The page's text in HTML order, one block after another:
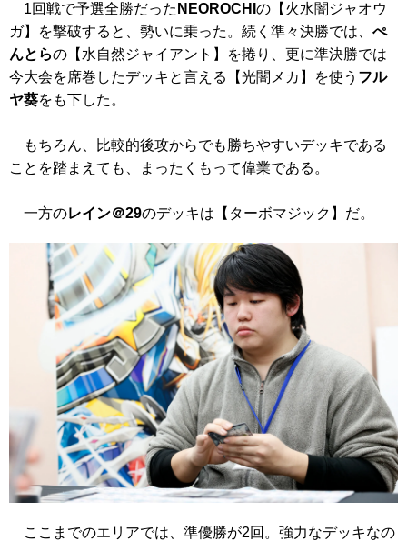
1回戦で予選全勝だった NEOROCHI の【火水闇ジャオウ
ガ】を撃破すると、勢いに乗った。続く準々決勝では、 ぺ
んとらの【水自然ジャイアント】を捲り、更に準決勝では
今大会を席巻したデッキと言える【光闇メカ】を使う フル
ヤ葵をも下した。
もちろん、比較的後攻からでも勝ちやすいデッキである
ことを踏まえても、まったくもって偉業である。
一方のレイン＠29のデッキは【ターボマジック】だ。
ここまでのエリアでは、準優勝が2回。強力なデッキなの